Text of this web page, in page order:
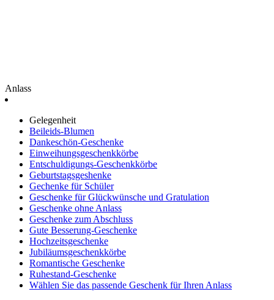
Anlass
Gelegenheit
Beileids-Blumen
Dankeschön-Geschenke
Einweihungsgeschenkkörbe
Entschuldigungs-Geschenkkörbe
Geburtstagsgeshenke
Gechenke für Schüler
Geschenke für Glückwünsche und Gratulation
Geschenke ohne Anlass
Geschenke zum Abschluss
Gute Besserung-Geschenke
Hochzeitsgeschenke
Jubiläumsgeschenkkörbe
Romantische Geschenke
Ruhestand-Geschenke
Wählen Sie das passende Geschenk für Ihren Anlass